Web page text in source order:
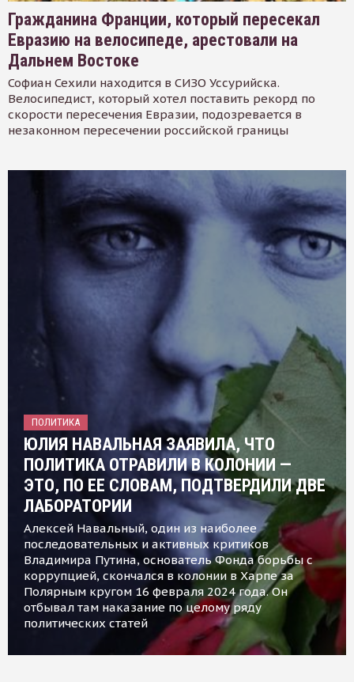
Гражданина Франции, который пересекал
Евразию на велосипеде, арестовали на
Дальнем Востоке
Софиан Сехили находится в СИЗО Уссурийска.
Велосипедист, который хотел поставить рекорд по
скорости пересечения Евразии, подозревается в
незаконном пересечении российской границы
ПОЛИТИКА
ЮЛИЯ НАВАЛЬНАЯ ЗАЯВИЛА, ЧТО
ПОЛИТИКА ОТРАВИЛИ В КОЛОНИИ —
ЭТО, ПО ЕЕ СЛОВАМ, ПОДТВЕРДИЛИ ДВЕ
ЛАБОРАТОРИИ
Алексей Навальный, один из наиболее
последовательных и активных критиков
Владимира Путина, основатель Фонда борьбы с
коррупцией, скончался в колонии в Харпе за
Полярным кругом 16 февраля 2024 года. Он
отбывал там наказание по целому ряду
политических статей